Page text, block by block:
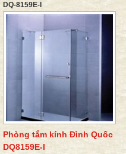
DQ-8159E-I
Phòng tắm kính Đình Quốc
DQ8159E-I